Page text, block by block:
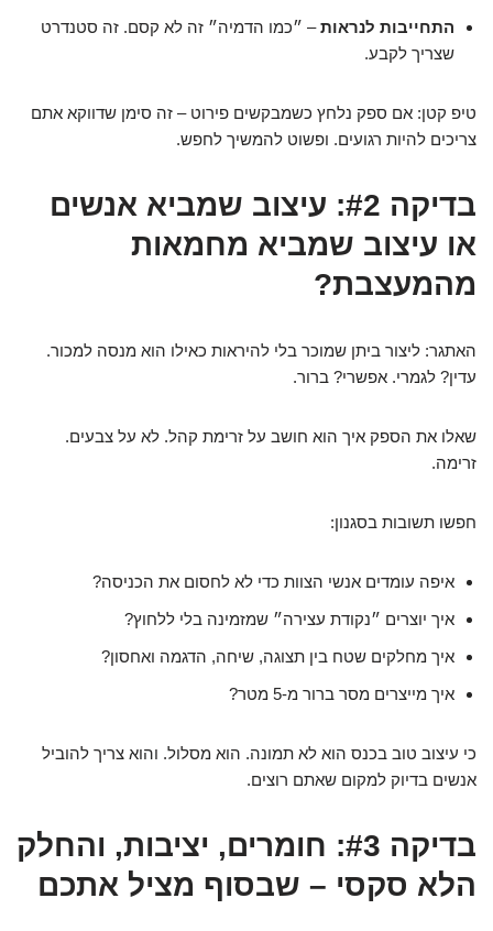
התחייבות לנראות– ״כמו הדמיה״ זה לא קסם. זה סטנדרט
שצריך לקבע.
טיפ קטן: אם ספק נלחץ כשמבקשים פירוט – זה סימן שדווקא אתם
צריכים להיות רגועים. ופשוט להמשיך לחפש.
בדיקה #2: עיצוב שמביא אנשים
או עיצוב שמביא מחמאות
מהמעצבת?
האתגר: ליצור ביתן שמוכר בלי להיראות כאילו הוא מנסה למכור.
עדין? לגמרי. אפשרי? ברור.
שאלו את הספק איך הוא חושב על זרימת קהל. לא על צבעים.
זרימה.
חפשו תשובות בסגנון:
איפה עומדים אנשי הצוות כדי לא לחסום את הכניסה?
איך יוצרים ״נקודת עצירה״ שמזמינה בלי ללחוץ?
איך מחלקים שטח בין תצוגה, שיחה, הדגמה ואחסון?
איך מייצרים מסר ברור מ-5 מטר?
כי עיצוב טוב בכנס הוא לא תמונה. הוא מסלול. והוא צריך להוביל
אנשים בדיוק למקום שאתם רוצים.
בדיקה #3: חומרים, יציבות, והחלק
הלא סקסי – שבסוף מציל אתכם